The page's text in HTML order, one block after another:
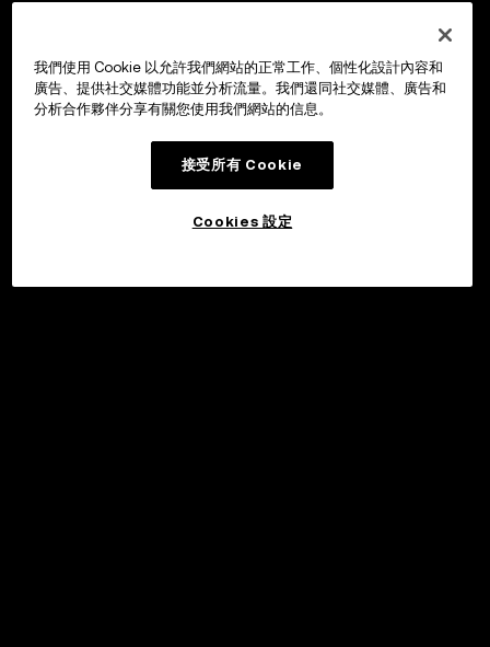
我們使用 Cookie 以允許我們網站的正常工作、個性化設計內容和
廣告、提供社交媒體功能並分析流量。我們還同社交媒體、廣告和
分析合作夥伴分享有關您使用我們網站的信息。
接受所有 Cookie
Cookies 設定